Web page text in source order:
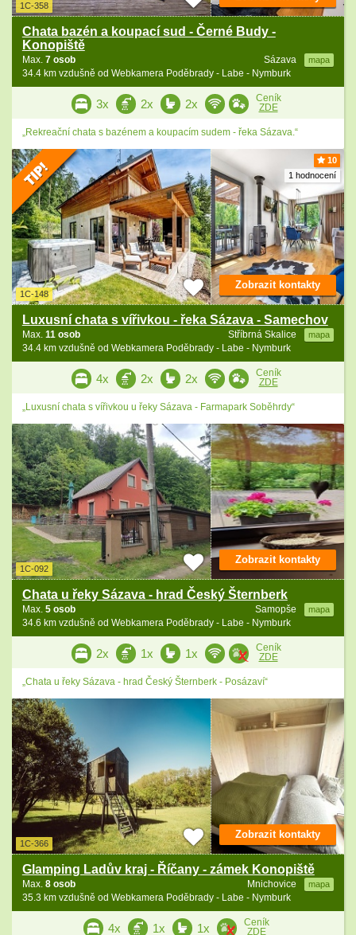
1C-358
Chata bazén a koupací sud - Černé Budy -
Konopiště
Sázava mapa
Max. 7 osob
34.4 km vzdušně od Webkamera Poděbrady - Labe - Nymburk
3x 2x 2x
Ceník
ZDE
„Rekreační chata s bazénem a koupacím sudem - řeka Sázava.“
10
1 hodnocení
1C-148
Luxusní chata s vířivkou - řeka Sázava - Samechov
Stříbrná Skalice mapa
Max. 11 osob
34.4 km vzdušně od Webkamera Poděbrady - Labe - Nymburk
Zobrazit kontakty
4x 2x 2x
Ceník
ZDE
„Luxusní chata s vířivkou u řeky Sázava - Farmapark Soběhrdy“
1C-092
Chata u řeky Sázava - hrad Český Šternberk
Samopše mapa
Max. 5 osob
34.6 km vzdušně od Webkamera Poděbrady - Labe - Nymburk
Zobrazit kontakty
2x 1x 1x
Ceník
ZDE
„Chata u řeky Sázava - hrad Český Šternberk - Posázaví“
1C-366
Glamping Ladův kraj - Říčany - zámek Konopiště
Mnichovice mapa
Max. 8 osob
35.3 km vzdušně od Webkamera Poděbrady - Labe - Nymburk
Zobrazit kontakty
4x 1x 1x
Ceník
ZDE